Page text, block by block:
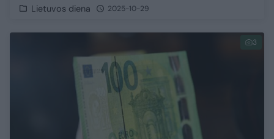
Lietuvos diena 2025-10-29
3